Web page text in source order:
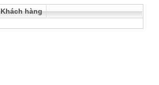
Khách hàng